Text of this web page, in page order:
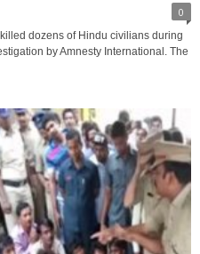
0
dozens of Hindu civilians during
by Amnesty International. The